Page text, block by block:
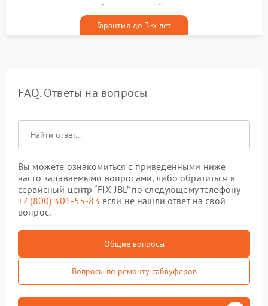
гарантийным талоном бесплатно
Гарантия до 3-х лет
FAQ. Ответы на вопросы
Вы можете ознакомиться с приведенными ниже
часто задаваемыми вопросами, либо обратиться в
сервисный центр “FIX-JBL” по следующему телефону
+7 (800) 301-55-83 если не нашли ответ на свой
вопрос.
Общие вопросы
Вопросы по ремонту сабвуферов